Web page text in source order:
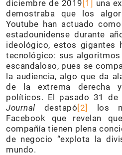
diciembre de 2019 [1] una
demostraba que los
Youtube han actuado
estadounidense durante
ideológico, estos gigantes
tecnológico: sus
escandaloso, pues se
la audiencia, algo que da
de la extrema derecha
políticos. El pasado 31
Journal destapó[2]
los
Facebook que revelan
compañía tienen plena
de negocio “explota la
mundo.